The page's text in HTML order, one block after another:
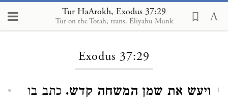
Tur HaArokh, Exodus 37:29
Tur on the Torah, trans. Eliyahu Munk
Loading...
Exodus 37:29
1 ויעש את שמן המשחה קדש. כתב בו